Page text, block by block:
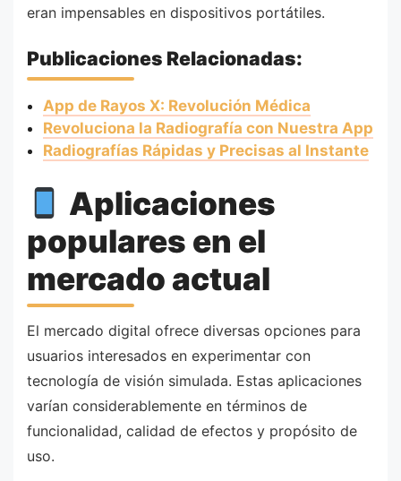
eran impensables en dispositivos portátiles.
Publicaciones Relacionadas:
App de Rayos X: Revolución Médica
Revoluciona la Radiografía con Nuestra App
Radiografías Rápidas y Precisas al Instante
Aplicaciones
populares en el
mercado actual
El mercado digital ofrece diversas opciones para
usuarios interesados en experimentar con
tecnología de visión simulada. Estas aplicaciones
varían considerablemente en términos de
funcionalidad, calidad de efectos y propósito de
uso.